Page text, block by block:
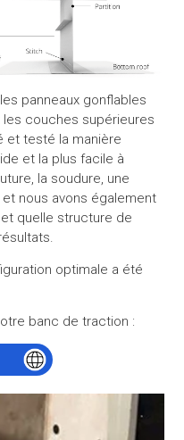
panneaux gonflables
couches supérieures
et testé la manière
et la plus facile à
la soudure, une
nous avons également
quelle structure de
optimale a été
banc de traction :